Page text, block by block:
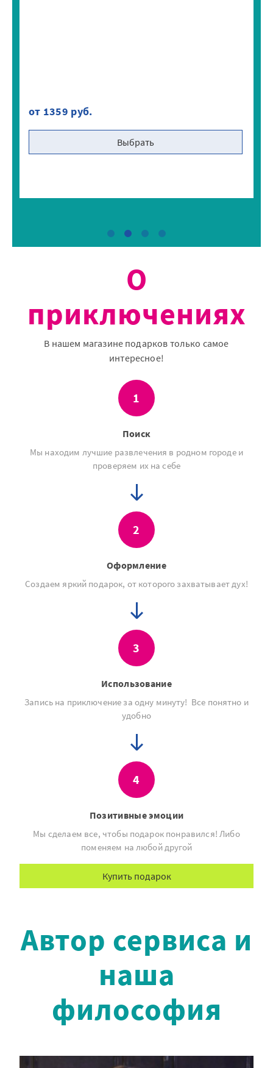
от 1359 руб.
Выбрать
О
приключениях
В нашем магазине подарков только самое
интересное!
1
Поиск
Мы находим лучшие развлечения в родном городе и
проверяем их на себе
2
Оформление
Создаем яркий подарок, от которого захватывает дух!
3
Использование
Запись на приключение за одну минуту! Все понятно и
удобно
4
Позитивные эмоции
Мы сделаем все, чтобы подарок понравился! Либо
поменяем на любой другой
Купить подарок
Автор сервиса и
наша
философия